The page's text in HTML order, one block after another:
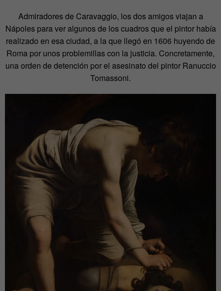
Admiradores de Caravaggio, los dos amigos viajan a
Nápoles para ver algunos de los cuadros que el pintor había
realizado en esa ciudad, a la que llegó en 1606 huyendo de
Roma por unos problemillas con la justicia. Concretamente,
una orden de detención por el asesinato del pintor Ranuccio
Tomassoni.